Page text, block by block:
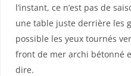
l’instant, ce n’est pas de
une table juste derrière les
possible les yeux tournés
front de mer archi bétonné
dire.